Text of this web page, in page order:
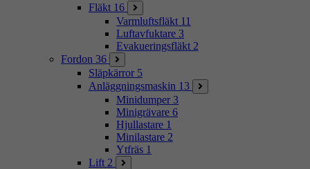
Fläkt 16
Varmluftsfläkt 11
Luftavfuktare 3
Evakueringsfläkt 2
Fordon 36
Släpkärror 5
Anläggningsmaskin 13
Minidumper 3
Minigrävare 6
Hjullastare 1
Minilastare 2
Ytfräs 1
Lift 2